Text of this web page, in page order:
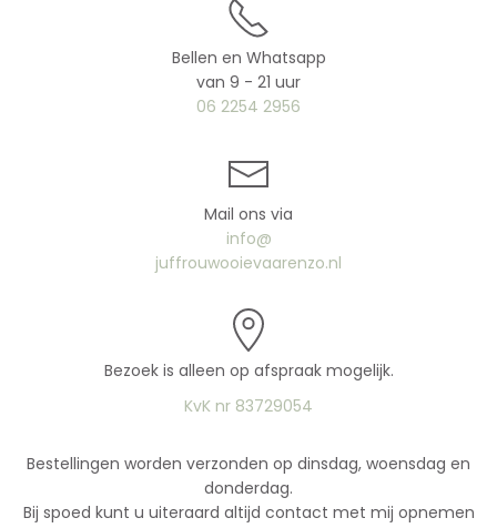
Bellen en Whatsapp
van 9 - 21 uur
06 2254 2956
Mail ons via
info@
juffrouwooievaarenzo.nl
Bezoek is alleen op afspraak mogelijk.
KvK nr 83729054
Bestellingen worden verzonden op dinsdag, woensdag en
donderdag.
Bij spoed kunt u uiteraard altijd contact met mij opnemen